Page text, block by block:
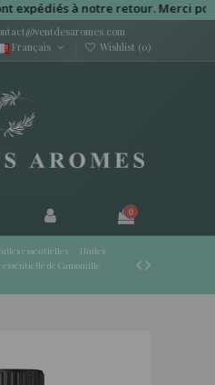
à notre retour. Merci pour
Français
Wishlist (0)
0
essentielles
Huiles
essentielle de Camomille